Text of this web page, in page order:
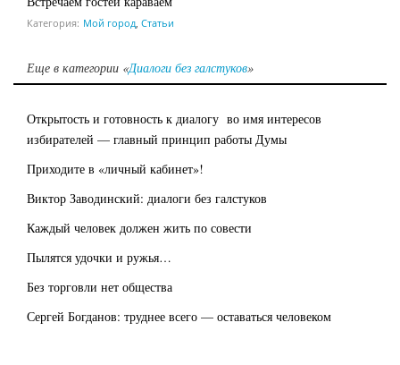
Категория: Мой город Статьи
Еще в категории «Диалоги без галстуков»
Открытость и готовность к диалогу во имя интересов
избирателей — главный принцип работы Думы
Приходите в «личный кабинет»!
Виктор Заводинский: диалоги без галстуков
Каждый человек должен жить по совести
Пылятся удочки и ружья…
Без торговли нет общества
Сергей Богданов: труднее всего — оставаться человеком